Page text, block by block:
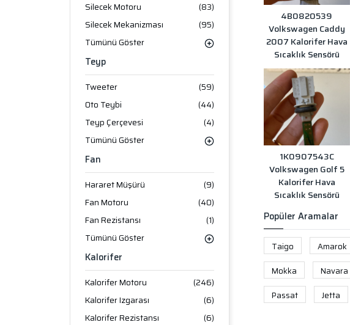
Silecek Motoru
(83)
Silecek Mekanizması
(95)
Tümünü Göster
Teyp
Tweeter
(59)
Oto Teybi
(44)
Teyp Çerçevesi
(4)
Tümünü Göster
Fan
Hararet Müşürü
(9)
Fan Motoru
(40)
Fan Rezistansı
(1)
Tümünü Göster
Kalorifer
Kalorifer Motoru
(246)
Kalorifer Izgarası
(6)
Kalorifer Rezistansı
(6)
4B0820539
Volkswagen Caddy
2007 Kalorifer Hava
Sıcaklık Sensörü
1K0907543C
Volkswagen Golf 5
Kalorifer Hava
Sıcaklık Sensörü
Popüler Aramalar
Taigo Amarok
Mokka
Navara
Passat
Jetta